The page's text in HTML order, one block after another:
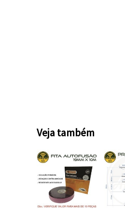
Veja também